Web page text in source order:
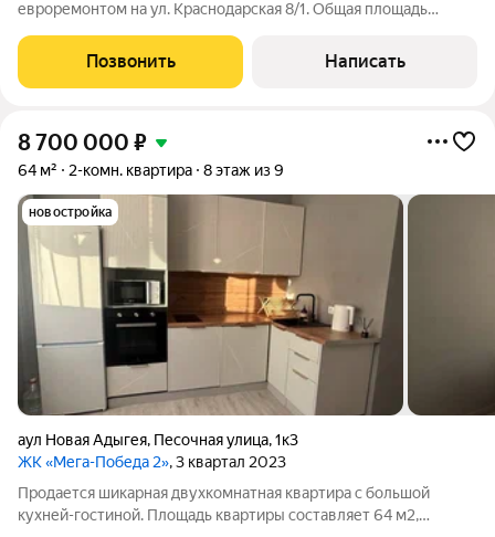
евроремонтом на ул. Краснодарская 8/1. Общая площадь
расположена на 1 этаже 3-этажного кирпичного дома, газ есть.
Закрытая территория во дворе,
Позвонить Написать
8 700 000 ₽
64 м² 2-комн. квартира 8 этаж из 9
новостройка
аул Новая Адыгея, Песочная улица,1к3
ЖК «Мега-Победа 2», 3 квартал 2023
Продается шикарная двухкомнатная квартира с большой
кухней-гостиной. Площадь квартиры составляет 64 м2,